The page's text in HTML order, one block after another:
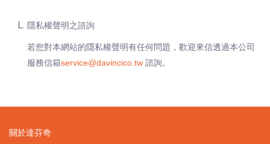
隱私權聲明之諮詢
若您對本網站的隱私權聲明有任何問題，歡迎來信透過本公司
服務信箱service@davincico.tw 諮詢。
關於達芬奇